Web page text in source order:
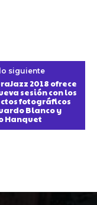
siguiente
2018 ofrece
sesión con los
fotográficos
Blanco y
Hanquet